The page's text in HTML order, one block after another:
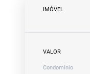
IMÓVEL
VALOR
Condomínio